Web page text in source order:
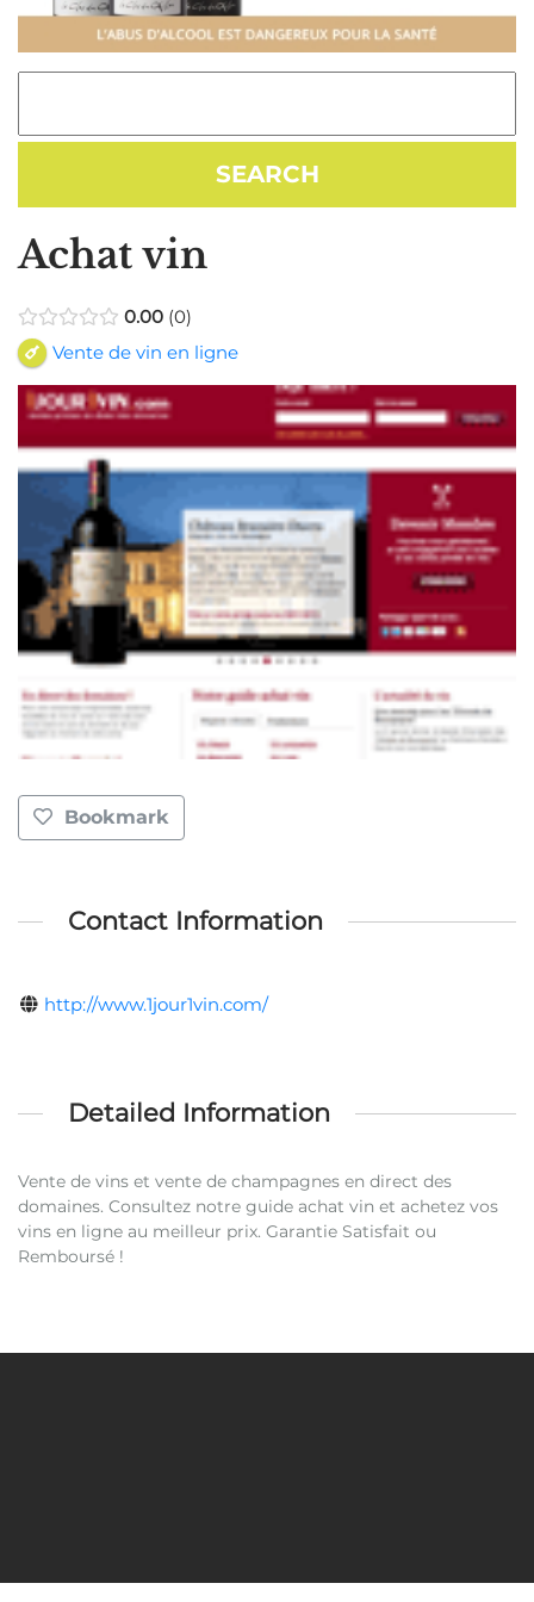
Achat vin
0.00 0
Vente de vin en ligne
Bookmark
Contact Information
http://www.1jour1vin.com/
Detailed Information
Vente de vins et vente de champagnes en direct des
domaines. Consultez notre guide achat vin et achetez vos
vins en ligne au meilleur prix. Garantie Satisfait ou
Remboursé !